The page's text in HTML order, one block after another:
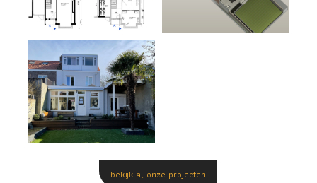
bekijk al onze projecten